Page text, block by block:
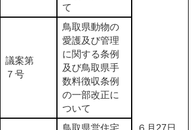
て
議案第
７号
鳥取県動物の
愛護及び管理
に関する条例
及び鳥取県手
数料徴収条例
の一部改正に
ついて